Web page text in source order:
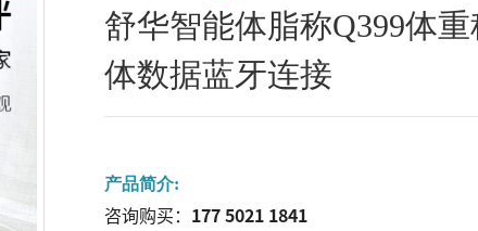
舒华智能体脂称Q399体
体数据蓝牙连接
产品简介:
咨询购买： 177 5021 1841